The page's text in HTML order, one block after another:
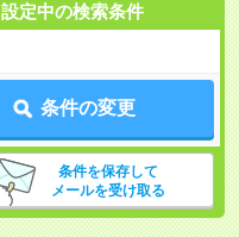
設定中の検索条件
条件の変更
条件を保存して
メールを受け取る